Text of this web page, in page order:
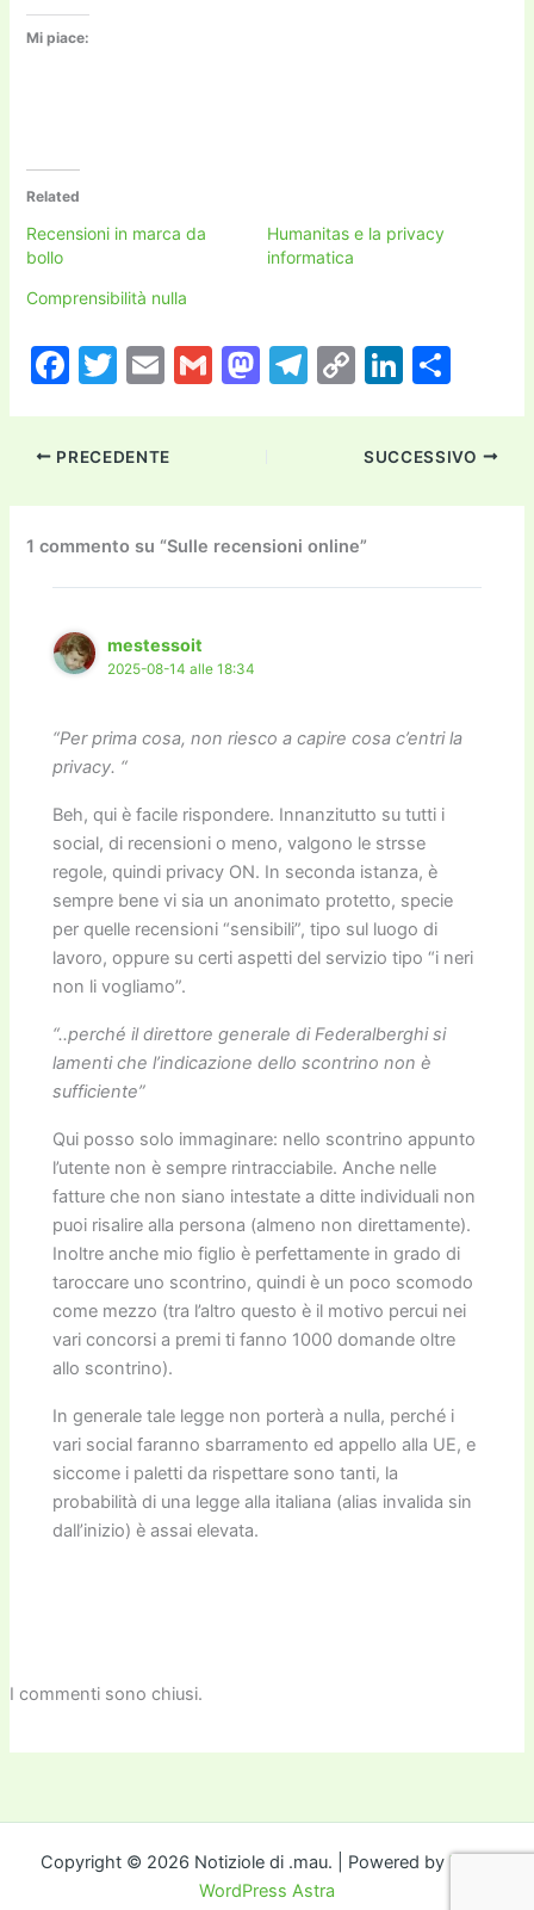
Mi piace:
Related
Recensioni in marca da
bollo
Humanitas e la privacy
informatica
Comprensibilità nulla
F
c
e
b
o
o
k
T
itt
er
E
ai
l
G
M
d
o
n
T
a
m
C
p
y
Li
n
k
Li
k
e
dI
n
di
vi
PRECEDENTE SUCCESSIVO
1 commento su “Sulle recensioni online”
mestessoit
2025-08-14 alle 18:34
“Per prima cosa, non riesco a capire cosa c’entri la
privacy. “
Beh, qui è facile rispondere. Innanzitutto su tutti i
social, di recensioni o meno, valgono le strsse
regole, quindi privacy ON. In seconda istanza, è
sempre bene vi sia un anonimato protetto, specie
per quelle recensioni “sensibili”, tipo sul luogo di
lavoro, oppure su certi aspetti del servizio tipo “i neri
non li vogliamo”.
“..perché il direttore generale di Federalberghi si
lamenti che l’indicazione dello scontrino non è
sufficiente”
Qui posso solo immaginare: nello scontrino appunto
l’utente non è sempre rintracciabile. Anche nelle
fatture che non siano intestate a ditte individuali non
puoi risalire alla persona (almeno non direttamente).
Inoltre anche mio figlio è perfettamente in grado di
taroccare uno scontrino, quindi è un poco scomodo
come mezzo (tra l’altro questo è il motivo percui nei
vari concorsi a premi ti fanno 1000 domande oltre
allo scontrino).
In generale tale legge non porterà a nulla, perché i
vari social faranno sbarramento ed appello alla UE, e
siccome i paletti da rispettare sono tanti, la
probabilità di una legge alla italiana (alias invalida sin
dall’inizio) è assai elevata.
I commenti sono chiusi.
Copyright © 2026 Notiziole di .mau. | Powered by Tema
WordPress Astra